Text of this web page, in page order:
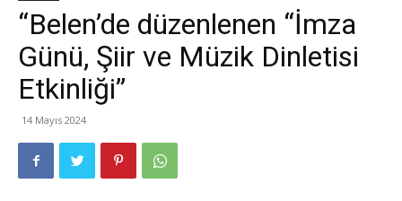
“Belen’de düzenlenen “İmza
Günü, Şiir ve Müzik Dinletisi
Etkinliği”
14 Mayıs 2024